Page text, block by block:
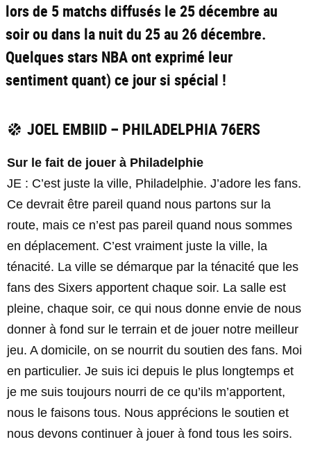
lors de 5 matchs diffusés le 25 décembre au
soir ou dans la nuit du 25 au 26 décembre.
Quelques stars NBA ont exprimé leur
sentiment quant) ce jour si spécial !
JOEL EMBIID – PHILADELPHIA 76ERS
Sur le fait de jouer à Philadelphie
JE : C’est juste la ville, Philadelphie. J’adore les fans.
Ce devrait être pareil quand nous partons sur la
route, mais ce n’est pas pareil quand nous sommes
en déplacement. C’est vraiment juste la ville, la
ténacité. La ville se démarque par la ténacité que les
fans des Sixers apportent chaque soir. La salle est
pleine, chaque soir, ce qui nous donne envie de nous
donner à fond sur le terrain et de jouer notre meilleur
jeu. A domicile, on se nourrit du soutien des fans. Moi
en particulier. Je suis ici depuis le plus longtemps et
je me suis toujours nourri de ce qu’ils m’apportent,
nous le faisons tous. Nous apprécions le soutien et
nous devons continuer à jouer à fond tous les soirs.